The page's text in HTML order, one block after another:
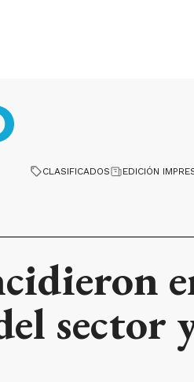
CLASIFICADOS EDICIÓN
sector